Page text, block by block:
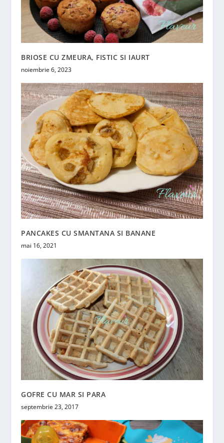
BRIOSE CU ZMEURA, FISTIC SI IAURT
noiembrie 6, 2023
PANCAKES CU SMANTANA SI BANANE
mai 16, 2021
GOFRE CU MAR SI PARA
septembrie 23, 2017